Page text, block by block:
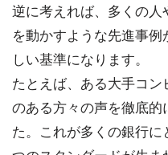
逆に考えれば、多くの
を動かすような先進事
しい基準になります。
たとえば、ある大手コ
のある方々の声を徹底的
た。これが多くの銀行に